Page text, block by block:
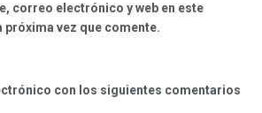
correo electrónico y web en este
próxima vez que comente.
con los siguientes comentarios